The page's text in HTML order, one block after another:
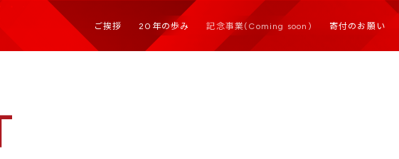
ご挨拶 20年の歩み 記念事業(Coming soon) 寄付のお願い